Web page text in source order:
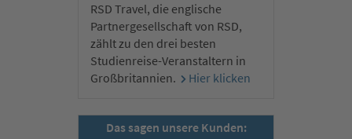
RSD Travel, die englische
Partnergesellschaft von RSD,
zählt zu den drei besten
Studienreise-Veranstaltern in
Großbritannien.
Hier klicken
Das sagen unsere Kunden: